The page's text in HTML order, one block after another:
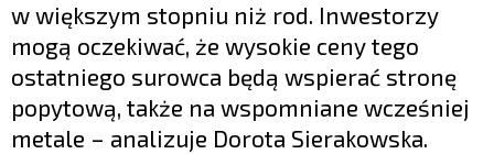
w większym stopniu niż rod. Inwestorzy
mogą oczekiwać, że wysokie ceny tego
ostatniego surowca będą wspierać stronę
popytową, także na wspomniane wcześniej
metale – analizuje Dorota Sierakowska.